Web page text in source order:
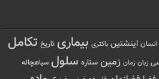
انسان اینشتین باکتری بیماری تاریخ تکامل
زبان زمان زمین ستاره سلول سیاهچاله